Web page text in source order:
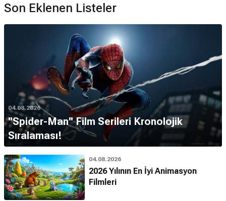
Son Eklenen Listeler
04.08.2026
''Spider-Man'' Film Serileri Kronolojik
Sıralaması!
04.08.2026
2026 Yılının En İyi Animasyon
Filmleri